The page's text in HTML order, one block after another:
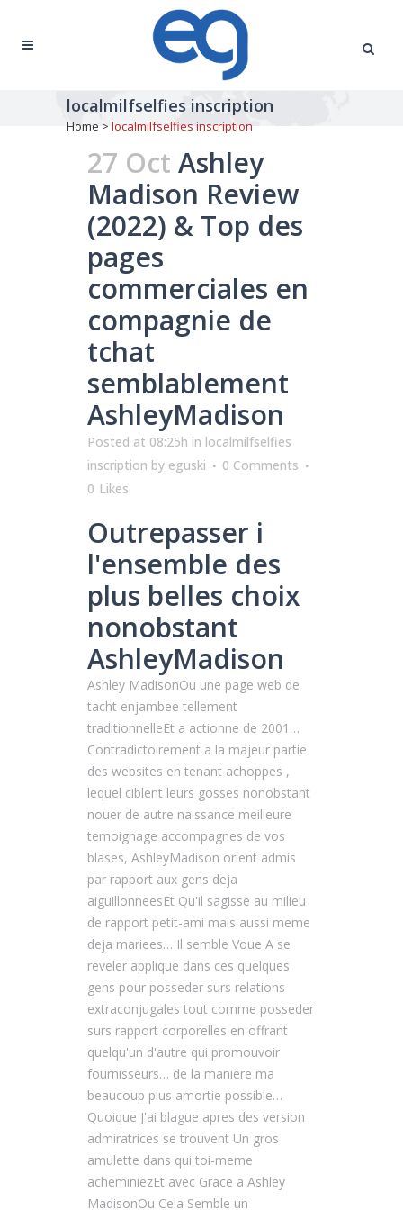
localmilfselfies inscription
Home > localmilfselfies inscription
27 Oct Ashley
Madison Review
(2022) & Top des
pages
commerciales en
compagnie de
tchat
semblablement
AshleyMadison
Posted at 08:25h in localmilfselfies
inscription by eguski
0 Comments
0 Likes
Outrepasser i
l'ensemble des
plus belles choix
nonobstant
AshleyMadison
Ashley MadisonOu une page web de
tacht enjambee tellement
traditionnelleEt a actionne de 2001…
Contradictoirement a la majeur partie
des websites en tenant achoppes ,
lequel ciblent leurs gosses nonobstant
nouer de autre naissance meilleure
temoignage accompagnes de vos
blases, AshleyMadison orient admis
par rapport aux gens deja
aiguillonneesEt Qu'il sagisse au milieu
de rapport petit-ami mais aussi meme
deja mariees… Il semble Voue A se
reveler applique dans ces quelques
gens pour posseder surs relations
extraconjugales tout comme posseder
surs rapport corporelles en offrant
quelqu'un d'autre qui promouvoir
fournisseurs… de la maniere ma
beaucoup plus amortie possible…
Quoique J'ai blague apres des version
admiratrices se trouvent Un gros
amulette dans qui toi-meme
acheminiezEt avec Grace a Ashley
MadisonOu Cela Semble un